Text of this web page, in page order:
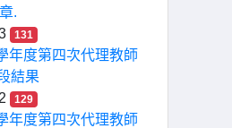
.
131
年度第四次代理教師
結果
129
年度第四次代理教師